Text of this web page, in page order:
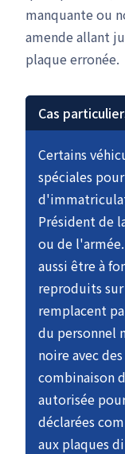
manquante ou
amende allant
plaque erronée.
Cas
Certains
spéciales
Président de
ou de
aussi être à
reproduits
remplacent
du personnel
noire avec
combinaison
autorisée
déclarées
aux plaques